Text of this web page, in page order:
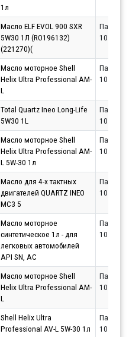
1л
Масло ELF EVOL 900 SXR
5W30 1Л (RO196132)
(221270)(
Партнёр
Масло моторное Shell
Helix Ultra Professional AM-
L
Партнёр
Total Quartz Ineo Long-Life
5W30 1L
Партнёр
Масло моторное Shell
Helix Ultra Professional AM-
L 5W-30 1л
Партнёр
Масло для 4-х тактных
двигателей QUARTZ INEO
MC3 5
Партнёр
Масло моторное
синтетическое 1л - для
легковых автомобилей
API SN, AC
Партнёр
Масло моторное Shell
Helix Ultra Professional AM-
L
Партнёр
Shell Helix Ultra
Professional AV-L 5W-30 1л
Партнёр